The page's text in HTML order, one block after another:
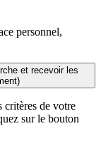
personnel,
et recevoir les
critères de votre
sur le bouton